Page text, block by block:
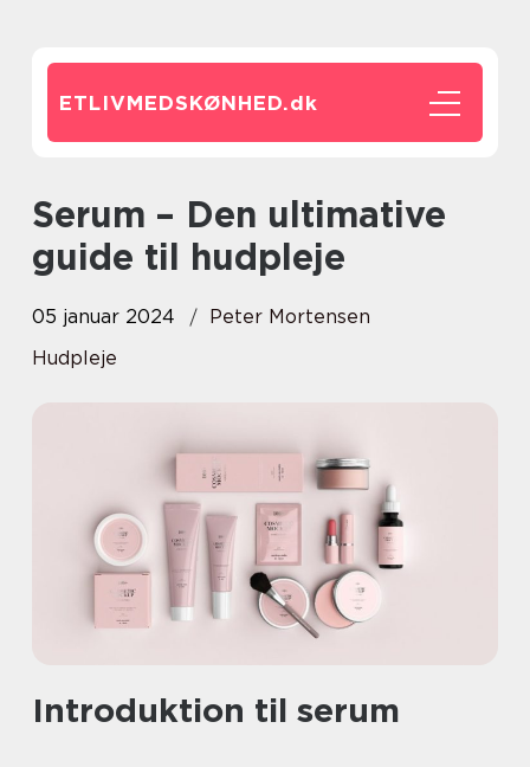
ETLIVMEDSKØNHED.dk
Serum – Den ultimative
guide til hudpleje
05 januar 2024
Peter Mortensen
Hudpleje
Introduktion til serum